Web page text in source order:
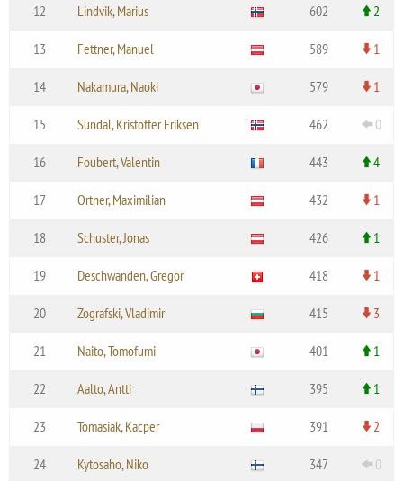
12 Lindvik, Marius 602 2
13 Fettner, Manuel 589 1
14 Nakamura, Naoki 579 1
15 Sundal, Kristoffer Eriksen 462 0
16 Foubert, Valentin 443 4
17 Ortner, Maximilian 432 1
18 Schuster, Jonas 426 1
19 Deschwanden, Gregor 418 1
20 Zografski, Vladimir 415 3
21 Naito, Tomofumi 401 1
22 Aalto, Antti 395 1
23 Tomasiak, Kacper 391 2
24 Kytosaho, Niko 347 0